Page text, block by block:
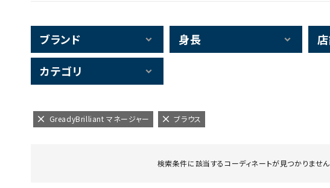
ブランド 身長
カテゴリ
GreadyBrilliant マネージャー ブラウス
検索条件に該当するコーディネートが見つかりません